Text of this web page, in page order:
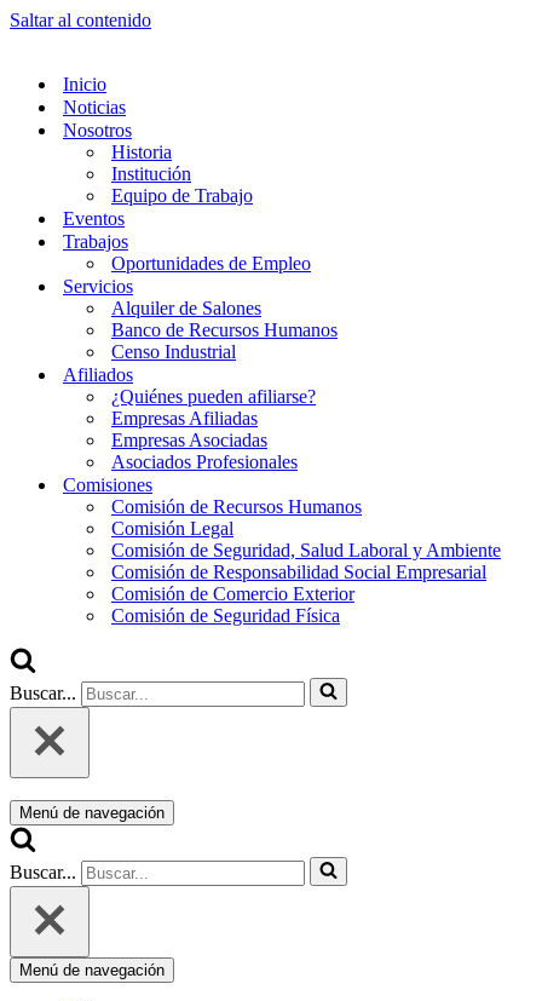
Saltar al contenido
Inicio
Noticias
Nosotros
Historia
Institución
Equipo de Trabajo
Eventos
Trabajos
Oportunidades de Empleo
Servicios
Alquiler de Salones
Banco de Recursos Humanos
Censo Industrial
Afiliados
¿Quiénes pueden afiliarse?
Empresas Afiliadas
Empresas Asociadas
Asociados Profesionales
Comisiones
Comisión de Recursos Humanos
Comisión Legal
Comisión de Seguridad, Salud Laboral y Ambiente
Comisión de Responsabilidad Social Empresarial
Comisión de Comercio Exterior
Comisión de Seguridad Física
Buscar...
Menú de navegación
Buscar...
Menú de navegación